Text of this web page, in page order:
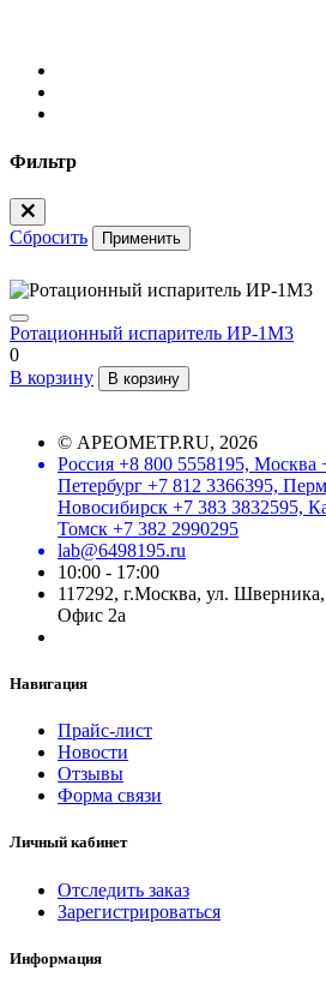
Фильтр
Сбросить Применить
Ротационный испаритель ИР-1М3
0
В корзину
В корзину
© АРЕОМЕТР.RU, 2026
Россия +8 800 5558195, Москва
Петербург +7 812 3366395,
Новосибирск +7 383 3832595,
Томск +7 382 2990295
lab@6498195.ru
10:00 - 17:00
117292, г.Москва, ул.
Офис 2а
Навигация
Прайс-лист
Новости
Отзывы
Форма связи
Личный кабинет
Отследить заказ
Зарегистрироваться
Информация